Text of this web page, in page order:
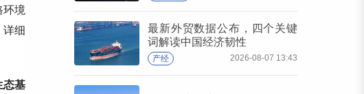
环境
详细
态基
最新外贸数据公布，四个关键
词解读中国经济韧性
产经 2026-08-07 13:43